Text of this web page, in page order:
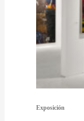
Exposición